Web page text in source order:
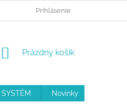
REKLAMAČNÝ
Prihlásenie
NÁKUPNÝ
Prázdny košík
Novinky